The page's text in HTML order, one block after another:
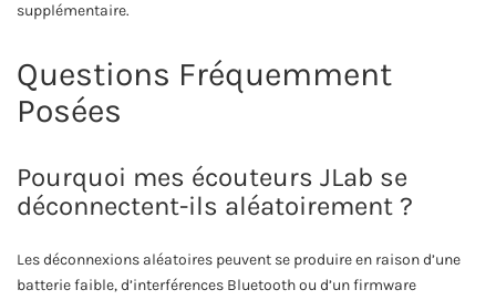
supplémentaire.
Questions Fréquemment
Posées
Pourquoi mes écouteurs JLab se
déconnectent-ils aléatoirement ?
Les déconnexions aléatoires peuvent se produire en raison d’une
batterie faible, d’interférences Bluetooth ou d’un firmware